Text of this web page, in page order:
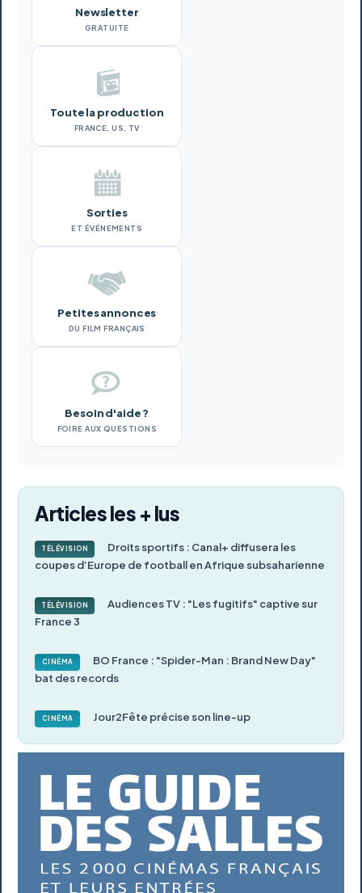
Newsletter
GRATUITE
Toute la production
FRANCE, US, TV
Sorties
ET ÉVÉNEMENTS
Petites annonces
DU FILM FRANÇAIS
Besoin d'aide ?
FOIRE AUX QUESTIONS
Articles les + lus
TÉLÉVISION
Droits sportifs : Canal+ diffusera les
coupes d’Europe de football en Afrique subsaharienne
TÉLÉVISION
Audiences TV : "Les fugitifs" captive sur
France 3
CINÉMA
BO France : "Spider-Man : Brand New Day"
bat des records
CINÉMA Jour2Fête précise son line-up